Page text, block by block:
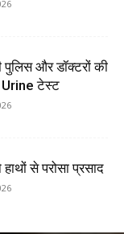
और डॉक्टरों की
Urine टेस्ट
से परोसा प्रसाद